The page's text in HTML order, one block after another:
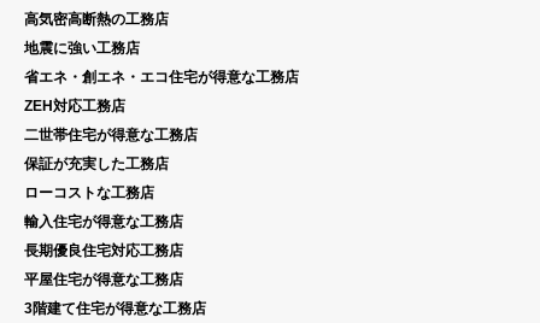
高気密高断熱の工務店
地震に強い工務店
省エネ・創エネ・エコ住宅が得意な工務店
ZEH対応工務店
二世帯住宅が得意な工務店
保証が充実した工務店
ローコストな工務店
輸入住宅が得意な工務店
長期優良住宅対応工務店
平屋住宅が得意な工務店
3階建て住宅が得意な工務店